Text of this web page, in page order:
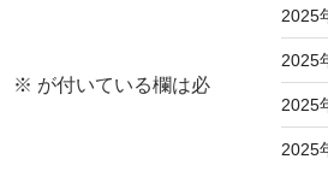
※ が付いている欄は必
2025
2025
2025
2025